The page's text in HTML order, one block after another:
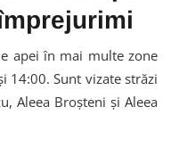
apei în mai multe zone
14:00. Sunt vizate străzi
Aleea Broșteni și Aleea